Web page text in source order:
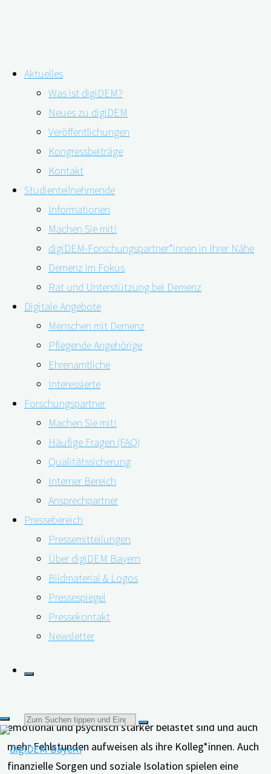
Inhalt
springen
Aktuelles
Was ist digiDEM?
Neues zu digiDEM
Veröffentlichungen
Kongressbeiträge
Kontakt
Studienteilnehmende
Informationen
Machen Sie mit!
digiDEM-Forschungspartner*innen in Ihrer Nähe
Demenz im Fokus
Rat und Unterstützung bei Demenz
Digitale Angebote
Menschen mit Demenz
Pflegende Angehörige
Ehrenamtliche
Interessierte
Forschungspartner
Machen Sie mit!
Häufige Fragen (FAQ)
Qualitätssicherung
Interner Bereich
Ansprechpartner
Pressebereich
Pressemitteilungen
Über digiDEM Bayern
Bildmaterial & Logos
Pressespiegel
Pressekontakt
Newsletter
Suchen
nach:
Unter Druck: Berufstätige pflegende
Angehörige von Menschen mit
Demenz
07.06.2021
Wenn jemand ein Familienmitglied pflegt und
gleichzeitig noch voll im Beruf steht, kostet das
viel Kraft. Diese Doppelbelastung wirkt sich noch
stärker aus, wenn es sich bei den
Pflegebedürftigen um Menschen mit Demenz
handelt. Das zeigt eine aktuelle Untersuchung aus
Die Studie von Joel Sadavoy und seinen Kolleg*innen
Vollzeit erwerbstätig sind. Diesen falle es häufig schwer,
emotional und psychisch stärker belastet sind und auch
mehr Fehlstunden aufweisen als ihre Kolleg*innen. Auch
finanzielle Sorgen und soziale Isolation spielen eine